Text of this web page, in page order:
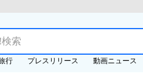
行 プレスリリース 動画ニュース